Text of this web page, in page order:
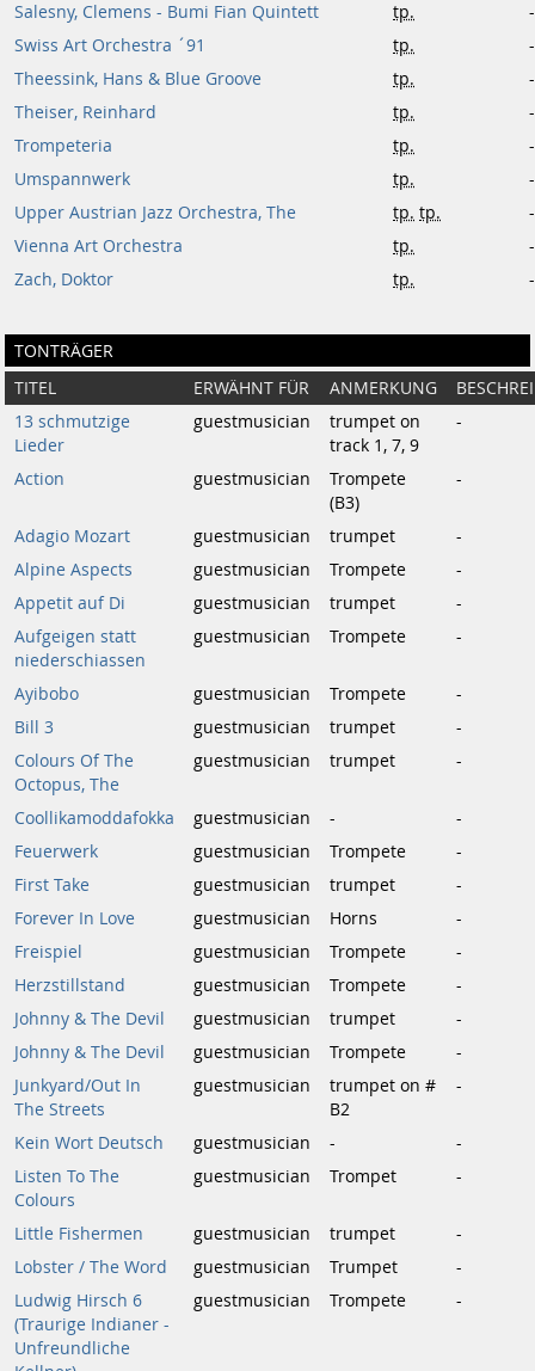
Salesny, Clemens - Bumi Fian Quintett
tp.
-
Swiss Art Orchestra ´91
tp.
-
Theessink, Hans & Blue Groove
tp.
-
Theiser, Reinhard
tp.
-
Trompeteria
tp.
-
Umspannwerk
tp.
-
Upper Austrian Jazz Orchestra, The
tp. tp.
-
Vienna Art Orchestra
tp.
-
Zach, Doktor
tp. -
TONTRÄGER
TITEL ERWÄHNT FÜR ANMERKUNG
13 schmutzige
Lieder
guestmusician
trumpet on
track 1, 7, 9
-
Action guestmusician
Trompete
(B3)
-
Adagio Mozart guestmusician trumpet
-
Alpine Aspects
guestmusician Trompete
-
Appetit auf Di
guestmusician trumpet
-
Aufgeigen statt
niederschiassen
guestmusician Trompete -
Ayibobo guestmusician Trompete
-
Bill 3
guestmusician trumpet
-
Colours Of The
Octopus, The
guestmusician trumpet -
Coollikamoddafokka guestmusician -
-
Feuerwerk
guestmusician Trompete
-
First Take
guestmusician trumpet
-
Forever In Love
guestmusician Horns
-
Freispiel
guestmusician Trompete
-
Herzstillstand
guestmusician Trompete
-
Johnny & The Devil
guestmusician trumpet
-
Johnny & The Devil
guestmusician Trompete
-
Junkyard/Out In
The Streets
guestmusician
trumpet on #
B2
-
Kein Wort Deutsch guestmusician -
-
Listen To The
Colours
guestmusician Trompet -
Little Fishermen guestmusician trumpet
-
Lobster / The Word
guestmusician Trumpet
-
Ludwig Hirsch 6
(Traurige Indianer -
Unfreundliche
guestmusician Trompete -